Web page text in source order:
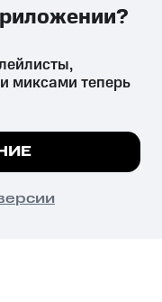
вред здоровью,
установленную
все
миксами теперь